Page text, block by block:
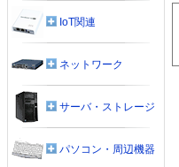
IoT関連
ネットワーク
サーバ・ストレージ
パソコン・周辺機器